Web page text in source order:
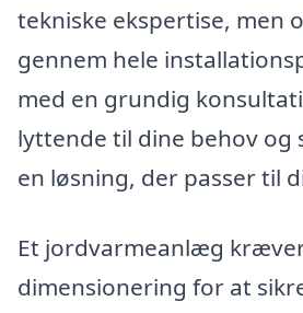
tekniske ekspertise, men
gennem hele
med en grundig
lyttende til dine behov
en løsning, der passer til
Et jordvarmeanlæg
dimensionering for at